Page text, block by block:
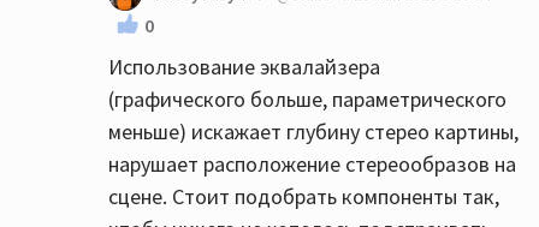
0
Использование эквалайзера
(графического больше, параметрического
меньше) искажает глубину стерео картины,
нарушает расположение стереообразов на
сцене. Стоит подобрать компоненты так,